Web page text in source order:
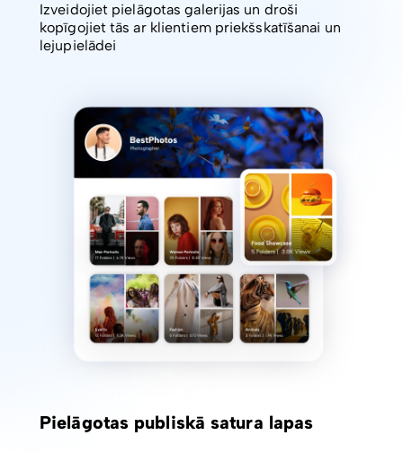
Izveidojiet pielāgotas galerijas un droši
kopīgojiet tās ar klientiem priekšskatīšanai un
lejupielādei
Pielāgotas publiskā satura lapas